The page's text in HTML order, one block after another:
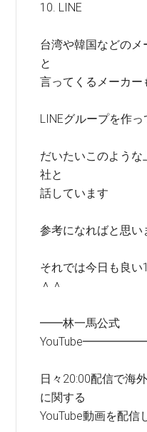
10. LINE
台湾や韓国などのメ
と
言ってくるメーカー
LINEグループを作っ
だいたいこのよう
社と
話しています
参考になればと思い
それでは今日も良
＾＾
━━林一馬公式
日々20:00配信で海
に関する
YouTube動画を配信